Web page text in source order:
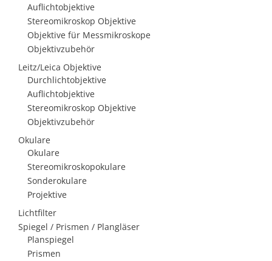
Auflichtobjektive
Stereomikroskop Objektive
Objektive für Messmikroskope
Objektivzubehör
Leitz/Leica Objektive
Durchlichtobjektive
Auflichtobjektive
Stereomikroskop Objektive
Objektivzubehör
Okulare
Okulare
Stereomikroskopokulare
Sonderokulare
Projektive
Lichtfilter
Spiegel / Prismen / Plangläser
Planspiegel
Prismen